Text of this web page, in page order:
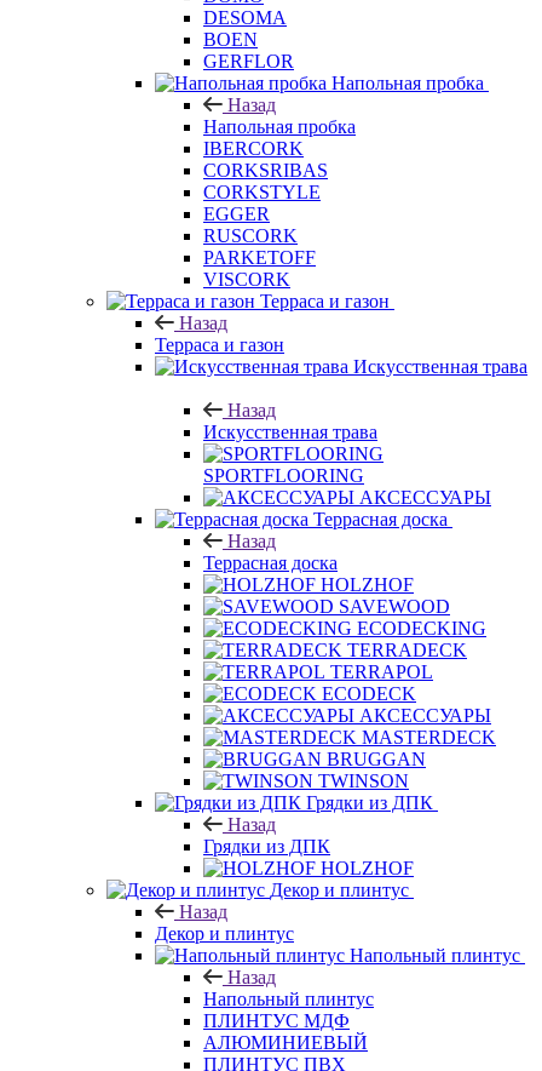
DESOMA
BOEN
GERFLOR
Напольная пробка
Назад
Напольная пробка
IBERCORK
CORKSRIBAS
CORKSTYLE
EGGER
RUSCORK
PARKETOFF
VISCORK
Терраса и газон
Назад
Терраса и газон
Искусственная трава
Назад
Искусственная трава
SPORTFLOORING
АКСЕССУАРЫ
Террасная доска
Назад
Террасная доска
HOLZHOF
SAVEWOOD
ECODECKING
TERRADECK
TERRAPOL
ECODECK
АКСЕССУАРЫ
MASTERDECK
BRUGGAN
TWINSON
Грядки из ДПК
Назад
Грядки из ДПК
HOLZHOF
Декор и плинтус
Назад
Декор и плинтус
Напольный плинтус
Назад
Напольный плинтус
ПЛИНТУС МДФ
АЛЮМИНИЕВЫЙ
ПЛИНТУС ПВХ